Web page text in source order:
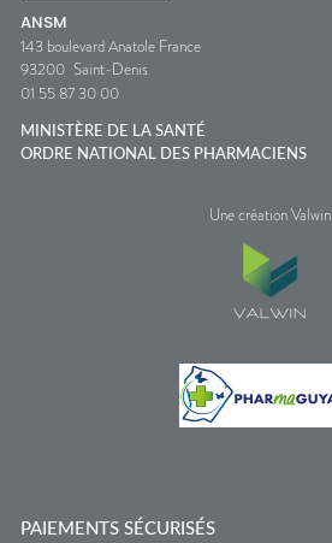
ANSM
143 boulevard Anatole France
93200 Saint-Denis
01 55 87 30 00
MINISTÈRE DE LA SANTÉ
ORDRE NATIONAL DES PHARMACIENS
Une création Valwin
PAIEMENTS SÉCURISÉS